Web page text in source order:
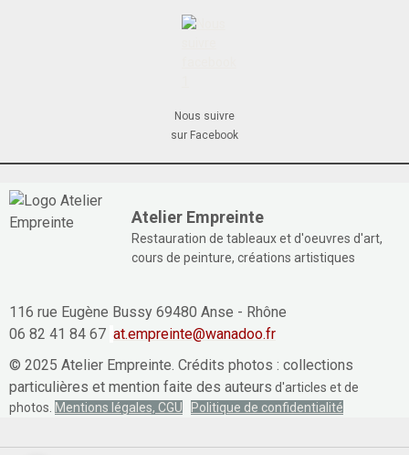
Nous suivre
sur Facebook
Atelier Empreinte
Restauration de tableaux et d'oeuvres d'art,
cours de peinture, créations artistiques
116 rue Eugène Bussy 69480 Anse - Rhône
06 82 41 84 67 at.empreinte@wanadoo.fr
© 2025 Atelier Empreinte. Crédits photos : collections
particulières et mention faite des auteurs d'articles et de
photos. Mentions légales, CGU Politique de confidentialité